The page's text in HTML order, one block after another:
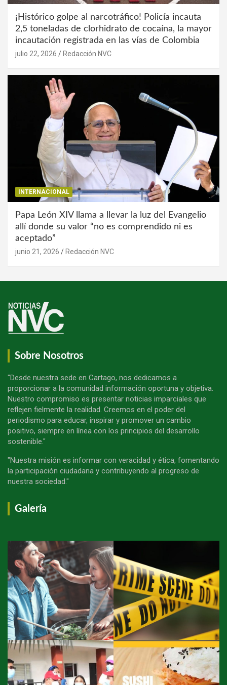
¡Histórico golpe al narcotráfico! Policía incauta
2,5 toneladas de clorhidrato de cocaína, la mayor
incautación registrada en las vías de Colombia
julio 22, 2026 Redacción NVC
INTERNACIONAL
Papa León XIV llama a llevar la luz del Evangelio
allí donde su valor “no es comprendido ni es
aceptado”
junio 21, 2026 Redacción NVC
Sobre Nosotros
"Desde nuestra sede en Cartago, nos dedicamos a
proporcionar a la comunidad información oportuna y objetiva.
Nuestro compromiso es presentar noticias imparciales que
reflejen fielmente la realidad. Creemos en el poder del
periodismo para educar, inspirar y promover un cambio
positivo, siempre en línea con los principios del desarrollo
sostenible."
"Nuestra misión es informar con veracidad y ética, fomentando
la participación ciudadana y contribuyendo al progreso de
nuestra sociedad."
Galería